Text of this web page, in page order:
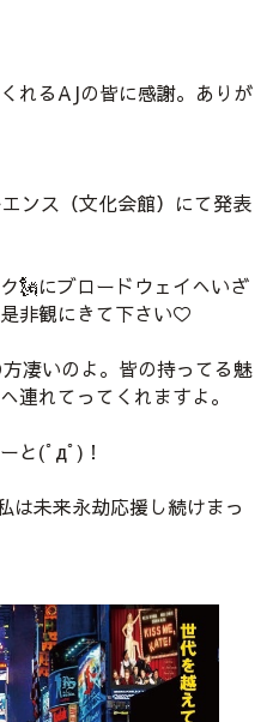
れるAJの皆に感謝。ありが
ンス（文化会館）にて発表
🗽にブロードウェイへいざ
非観にきて下さい♡
凄いのよ。皆の持ってる魅
連れてってくれますよ。
と(ﾟдﾟ)！
は未来永劫応援し続けまっ